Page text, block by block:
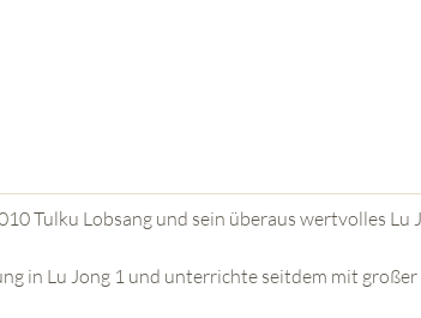
Tulku Lobsang und sein überaus wertvolles Lu
in Lu Jong 1 und unterrichte seitdem mit